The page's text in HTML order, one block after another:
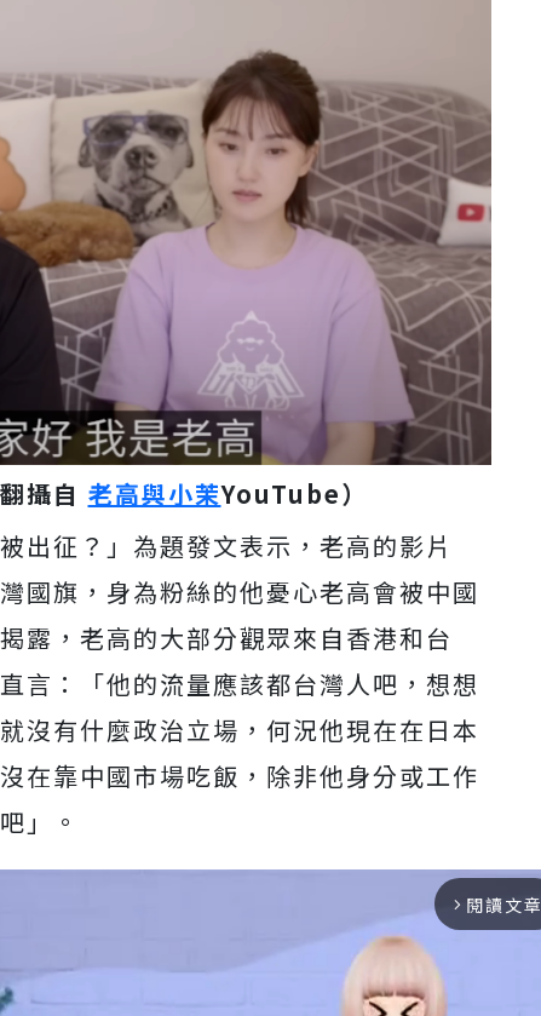
攝自 老高與小茉YouTube）
出征？」為題發文表示，老高的影片
國旗，身為粉絲的他憂心老高會被中國
露，老高的大部分觀眾來自香港和台
言：「他的流量應該都台灣人吧，想想
沒有什麼政治立場，何況他現在在日本
在靠中國市場吃飯，除非他身分或工作
」。
arrow_forward_ios 閱讀文章